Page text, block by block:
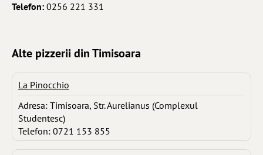
Telefon: 0256 221 331
Alte pizzerii din Timisoara
La Pinocchio
Adresa: Timisoara, Str. Aurelianus (Complexul
Studentesc)
Telefon: 0721 153 855